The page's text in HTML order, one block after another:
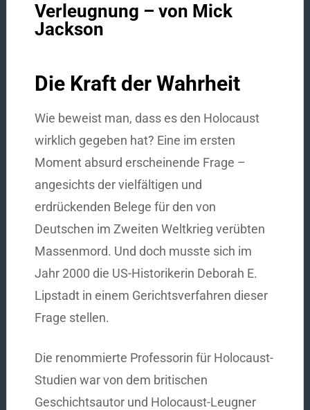
Verleugnung – von Mick
Jackson
Die Kraft der Wahrheit
Wie beweist man, dass es den Holocaust
wirklich gegeben hat? Eine im ersten
Moment absurd erscheinende Frage –
angesichts der vielfältigen und
erdrückenden Belege für den von
Deutschen im Zweiten Weltkrieg verübten
Massenmord. Und doch musste sich im
Jahr 2000 die US-Historikerin Deborah E.
Lipstadt in einem Gerichtsverfahren dieser
Frage stellen.
Die renommierte Professorin für Holocaust-
Studien war von dem britischen
Geschichtsautor und Holocaust-Leugner